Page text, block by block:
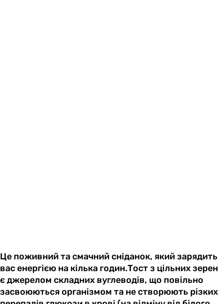
Це поживний та смачний сніданок, який зарядить
вас енергією на кілька годин.Тост з цільних зерен
є джерелом складних вуглеводів, що повільно
засвоюються організмом та не створюють різких